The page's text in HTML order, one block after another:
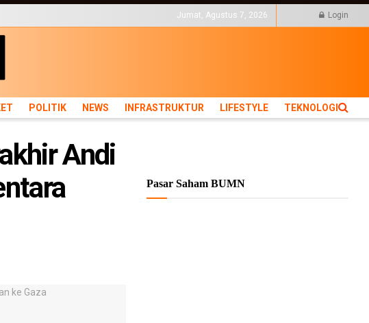
INFRASTRUKTUR LIFESTYLE
Jumat, Agustus 7, 2026 Login
POLITIK NEWS INFRASTRUKTUR LIFESTYLE TEKNOLOGI
Andi
Pasar Saham BUMN